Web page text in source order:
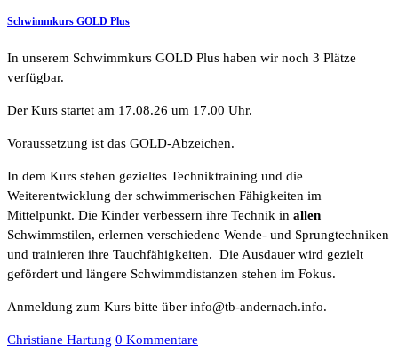
Schwimmkurs GOLD Plus
In unserem Schwimmkurs GOLD Plus haben wir noch 3 Plätze
verfügbar.
Der Kurs startet am 17.08.26 um 17.00 Uhr.
Voraussetzung ist das GOLD-Abzeichen.
In dem Kurs stehen gezieltes Techniktraining und die
Weiterentwicklung der schwimmerischen Fähigkeiten im
Mittelpunkt. Die Kinder verbessern ihre Technik in allen
Schwimmstilen, erlernen verschiedene Wende- und Sprungtechniken
und trainieren ihre Tauchfähigkeiten. Die Ausdauer wird gezielt
gefördert und längere Schwimmdistanzen stehen im Fokus.
Anmeldung zum Kurs bitte über info@tb-andernach.info.
Christiane Hartung 0 Kommentare